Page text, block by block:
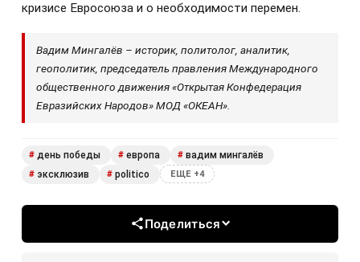
кризисе Евросоюза и о необходимости перемен.
Вадим Мингалёв – историк, политолог, аналитик,
геополитик, председатель правления Международного
общественного движения «Открытая Конфедерация
Евразийских Народов» МОД «ОКЕАН».
# день победы # европа # вадим мингалёв
# эксклюзив # politico ЕЩЕ +4
Поделиться